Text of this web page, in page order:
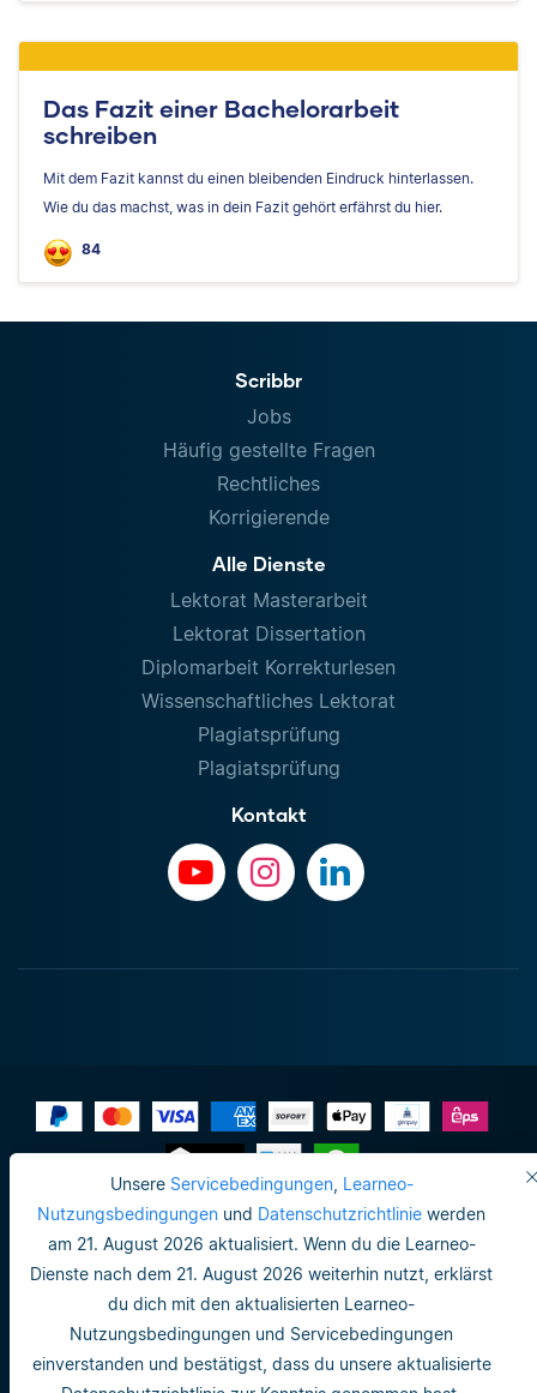
Unsere Servicebedingungen, Learneo-
Nutzungsbedingungen und Datenschutzrichtlinie werden
am 21. August 2026 aktualisiert. Wenn du die Learneo-
Dienste nach dem 21. August 2026 weiterhin nutzt, erklärst
du dich mit den aktualisierten Learneo-
Nutzungsbedingungen und Servicebedingungen
einverstanden und bestätigst, dass du unsere aktualisierte
Das Fazit einer Bachelorarbeit
schreiben
Mit dem Fazit kannst du einen bleibenden Eindruck hinterlassen.
Wie du das machst, was in dein Fazit gehört erfährst du hier.
84
Scribbr
Jobs
Häufig gestellte Fragen
Rechtliches
Korrigierende
Alle Dienste
Lektorat Masterarbeit
Lektorat Dissertation
Diplomarbeit Korrekturlesen
Wissenschaftliches Lektorat
Plagiatsprüfung
Plagiatsprüfung
Kontakt
Impressum
Datenschutzrichtlinie
Do not sell or share my personal info
Nutzungsbedingungen